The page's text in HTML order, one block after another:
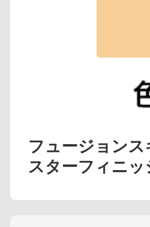
フュージョン
スターフィニ